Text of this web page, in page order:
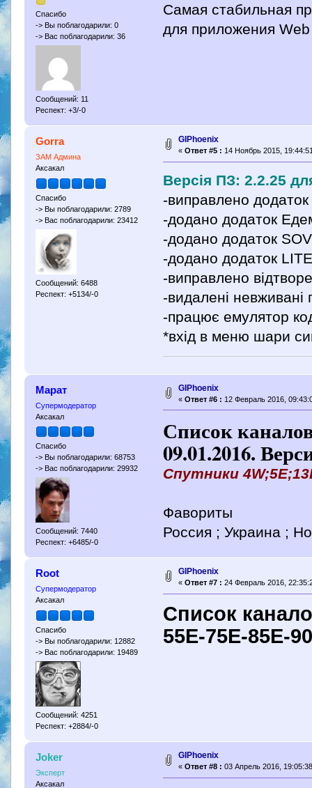
Спасибо
-> Вы поблагодарили: 0
-> Вас поблагодарили: 36
Сообщений: 11
Респект: +3/-0
Самая стабильная
для приложения
Gorra
ЗАМ Админа
Аксакал
Спасибо
-> Вы поблагодарили: 2789
-> Вас поблагодарили: 23412
Сообщений: 6488
Респект: +5134/-0
GIPhoenix
« Ответ #5 : 14 Ноябрь 2015,
Версія ПЗ: 2.2.25
-виправлено
-додано додаток
-додано додаток
-додано додаток
-виправлено
-видалені невживані
-працює емулятор
*вхід в меню шари
Марат
Супермодератор
Аксакал
Спасибо
-> Вы поблагодарили: 68753
-> Вас поблагодарили: 29932
Сообщений: 7440
Респект: +6485/-0
GIPhoenix
« Ответ #6 : 12 Февраль 2016,
Список
09.01.2016.
Спутники
Фавориты
Россия ; Украина ;
Root
Супермодератор
Аксакал
Спасибо
-> Вы поблагодарили: 12882
-> Вас поблагодарили: 19489
Сообщений: 4251
Респект: +2884/-0
GIPhoenix
« Ответ #7 : 24 Февраль 2016,
Список
55E-75E-85E-
Joker
Эксперт
Аксакал
GIPhoenix
« Ответ #8 : 03 Апрель 2016,